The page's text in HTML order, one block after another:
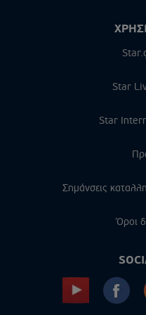
Star
Star
Σημάνσεις
Όροι